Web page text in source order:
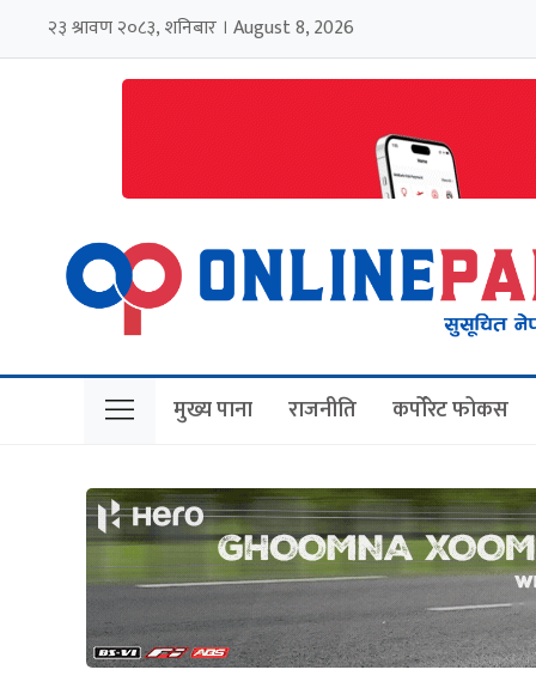
२३ श्रावण २०८३, शनिबार । August 8, 2026
मुख्य पाना राजनीति कर्पोरेट फोकस